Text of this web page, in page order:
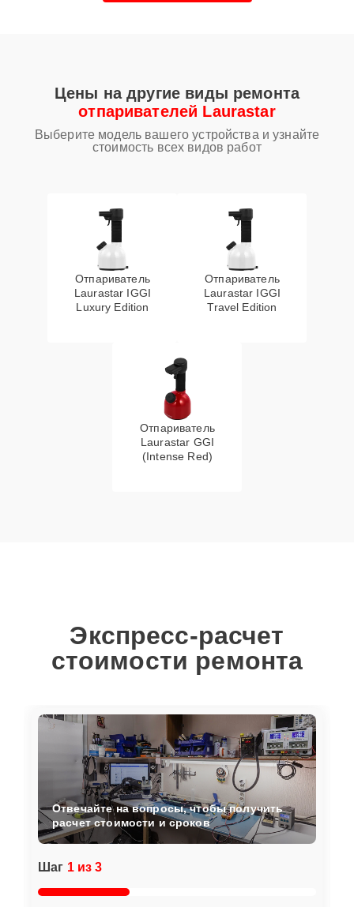
Цены на другие виды ремонта
отпаривателей Laurastar
Выберите модель вашего устройства и узнайте
стоимость всех видов работ
Отпариватель
Laurastar IGGI
Luxury Edition
Отпариватель
Laurastar IGGI
Travel Edition
Отпариватель
Laurastar GGI
(Intense Red)
Экспресс-расчет
стоимости ремонта
Шаг 1 из 3
Отвечайте на вопросы, чтобы получить
расчет стоимости и сроков